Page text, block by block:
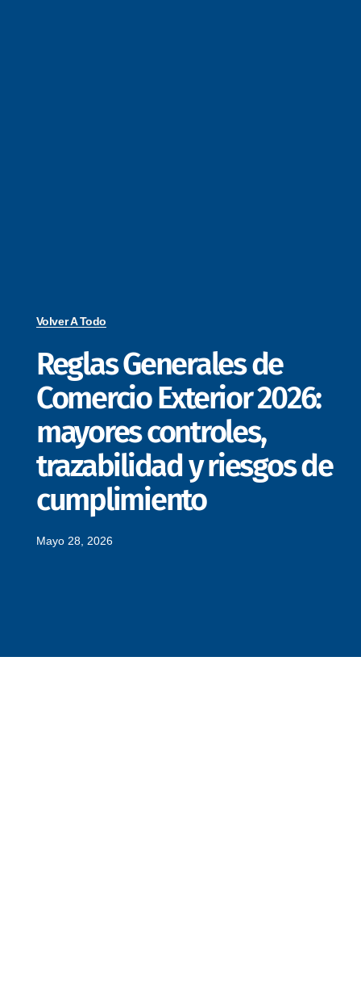
Volver A Todo
Reglas Generales de
Comercio Exterior 2026:
mayores controles,
trazabilidad y riesgos de
cumplimiento
Mayo 28, 2026